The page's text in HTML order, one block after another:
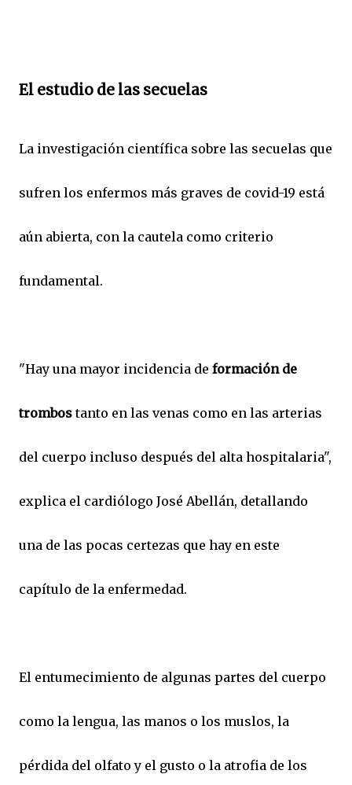
El estudio de las secuelas
La investigación científica sobre las secuelas que
sufren los enfermos más graves de covid-19 está
aún abierta, con la cautela como criterio
fundamental.
"Hay una mayor incidencia de formación de
trombostanto en las venas como en las arterias
del cuerpo incluso después del alta hospitalaria",
explica el cardiólogo José Abellán, detallando
una de las pocas certezas que hay en este
capítulo de la enfermedad.
El entumecimiento de algunas partes del cuerpo
como la lengua, las manos o los muslos, la
pérdida del olfato y el gusto o la atrofia de los